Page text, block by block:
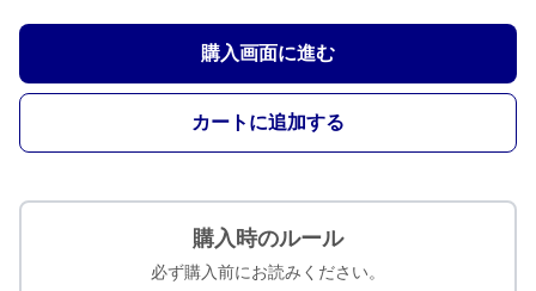
購入画面に進む
カートに追加する
購入時のルール
必ず購入前にお読みください。